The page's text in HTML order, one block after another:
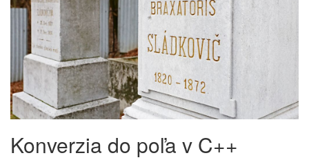
Konverzia do poľa v C++